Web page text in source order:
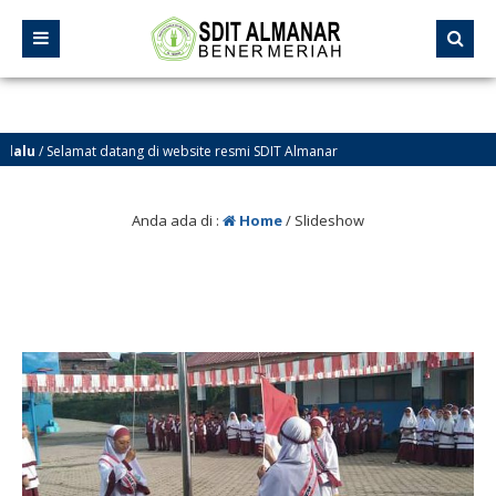
/ Selamat datang di website resmi SDIT Almanar
Anda ada di : Home/ Slideshow